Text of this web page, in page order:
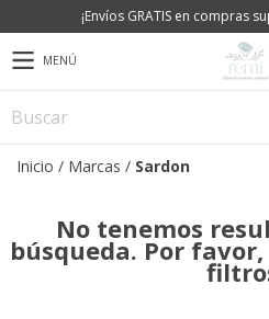
¡Envíos GRATIS en compras
MENÚ
Inicio / Marcas / Sardon
No tenemos
búsqueda. Por